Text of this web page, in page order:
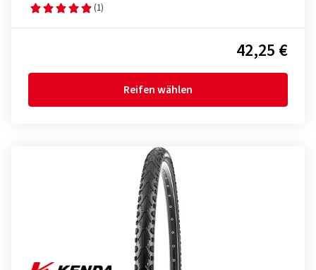
(1)
42,25 €
Reifen wählen